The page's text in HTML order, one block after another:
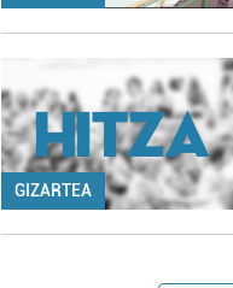
GIZARTEA